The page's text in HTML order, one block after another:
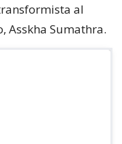
al
Asskha Sumathra.